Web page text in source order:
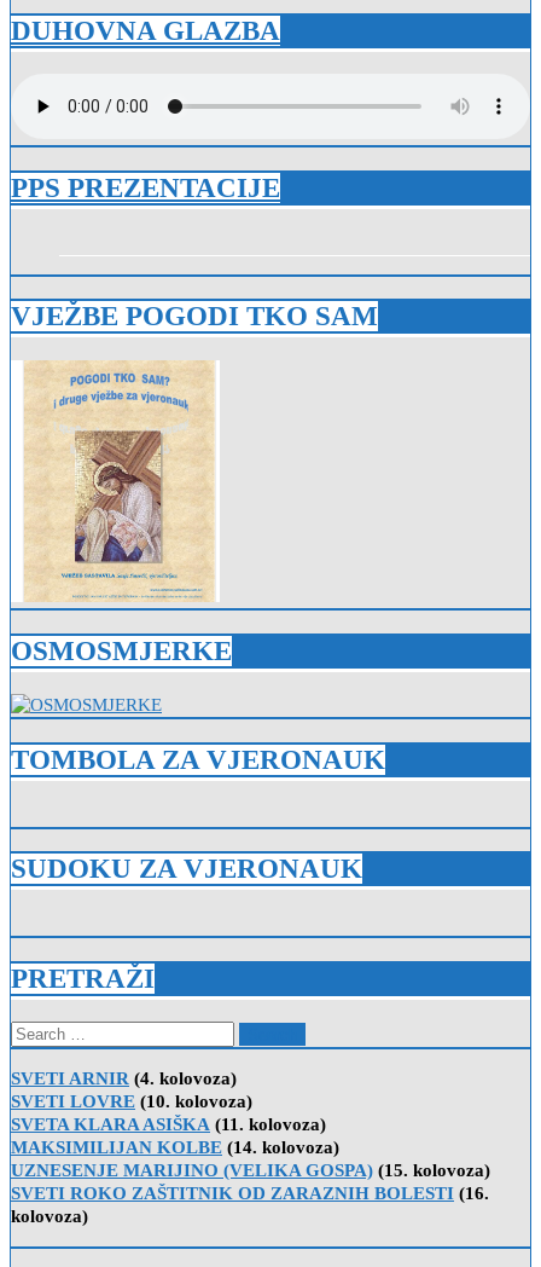
DUHOVNA GLAZBA
PPS PREZENTACIJE
VJEŽBE POGODI TKO SAM
OSMOSMJERKE
TOMBOLA ZA VJERONAUK
SUDOKU ZA VJERONAUK
PRETRAŽI
Search
for:
SVETI ARNIR (4. kolovoza)
SVETI LOVRE (10. kolovoza)
SVETA KLARA ASIŠKA (11. kolovoza)
MAKSIMILIJAN KOLBE (14. kolovoza)
UZNESENJE MARIJINO (VELIKA GOSPA) (15. kolovoza)
SVETI ROKO ZAŠTITNIK OD ZARAZNIH BOLESTI (16.
kolovoza)